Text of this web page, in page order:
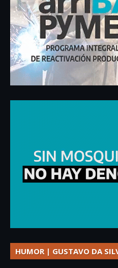
HUMOR | GUSTAVO DA